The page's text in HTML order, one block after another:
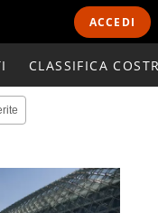
ACCEDI
CLASSIFICA